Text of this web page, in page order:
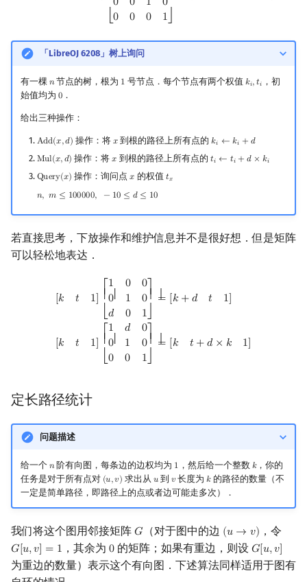
⎣
0 0 1
0
0
0 0 1⎦
「LibreOJ 6208」树上询问
有一棵 𝑛
n节点的树，根为 1
1 号节点．每个节点有两个权值 𝑘𝑖,𝑡𝑖
ki, ti ，初
始值均为 0
0．
给出三种操作：
Add(𝑥,𝑑)
Add(x,d) 操作：将 𝑥
x 到根的路径上所有点的 𝑘𝑖 ← 𝑘𝑖 + 𝑑
ki ←k i+d
Mul(𝑥,𝑑)
Mul(x,d) 操作：将𝑥
x 到根的路径上所有点的 𝑡𝑖 ← 𝑡𝑖 + 𝑑 × 𝑘𝑖
ti ←t i+d× ki
Query(𝑥)
Query(x) 操作：询问点𝑥
x 的权值 𝑡𝑥
tx
𝑛, 𝑚 ≤ 100000, − 10 ≤ 𝑑 ≤ 10
n, m≤ 100000, −10 ≤d ≤10
若直接思考，下放操作和维护信息并不是很好想．但是矩阵
可以轻松地表达．
[𝑘 𝑡 1] ⎡
⎢ ⎢
⎣
1 0
0
0
1
0
𝑑
0 1
⎤
⎥ ⎥
⎦
= [𝑘 +𝑑 𝑡 1]
[𝑘 𝑡 1] ⎡
⎢ ⎢
⎣
1 𝑑
0
0
1
0
0
0 1
⎤
⎥ ⎥
⎦
= [𝑘 𝑡 +𝑑 × 𝑘 1]
]= +d 1]
定长路径统计
问题描述
给一个 𝑛
n阶有向图，每条边的边权均为 1
1 ，然后给一个整数 𝑘
k，你的
任务是对于所有点对 (𝑢,𝑣)
(u,v) 求出从 𝑢
u到 𝑣
v 长度为 𝑘
k的路径的数量（不
一定是简单路径，即路径上的点或者边可能走多次）．
我们将这个图用邻接矩阵 𝐺
G （对于图中的边 (𝑢 → 𝑣)
(u→v ) ，令
𝐺[𝑢,𝑣] = 1
G[u,v]= 1 ，其余为 0
0的矩阵；如果有重边，则设 𝐺[𝑢,𝑣]
G[u,v]
为重边的数量）表示这个有向图．下述算法同样适用于图有